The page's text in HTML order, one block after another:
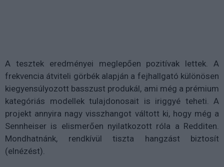
A tesztek eredményei meglepően pozitívak lettek. A
frekvencia átviteli görbék alapján a fejhallgató különösen
kiegyensúlyozott basszust produkál, ami még a prémium
kategóriás modellek tulajdonosait is iriggyé teheti. A
projekt annyira nagy visszhangot váltott ki, hogy még a
Sennheiser is elismerően nyilatkozott róla a Redditen.
Mondhatnánk, rendkívül tiszta hangzást biztosít
(elnézést).